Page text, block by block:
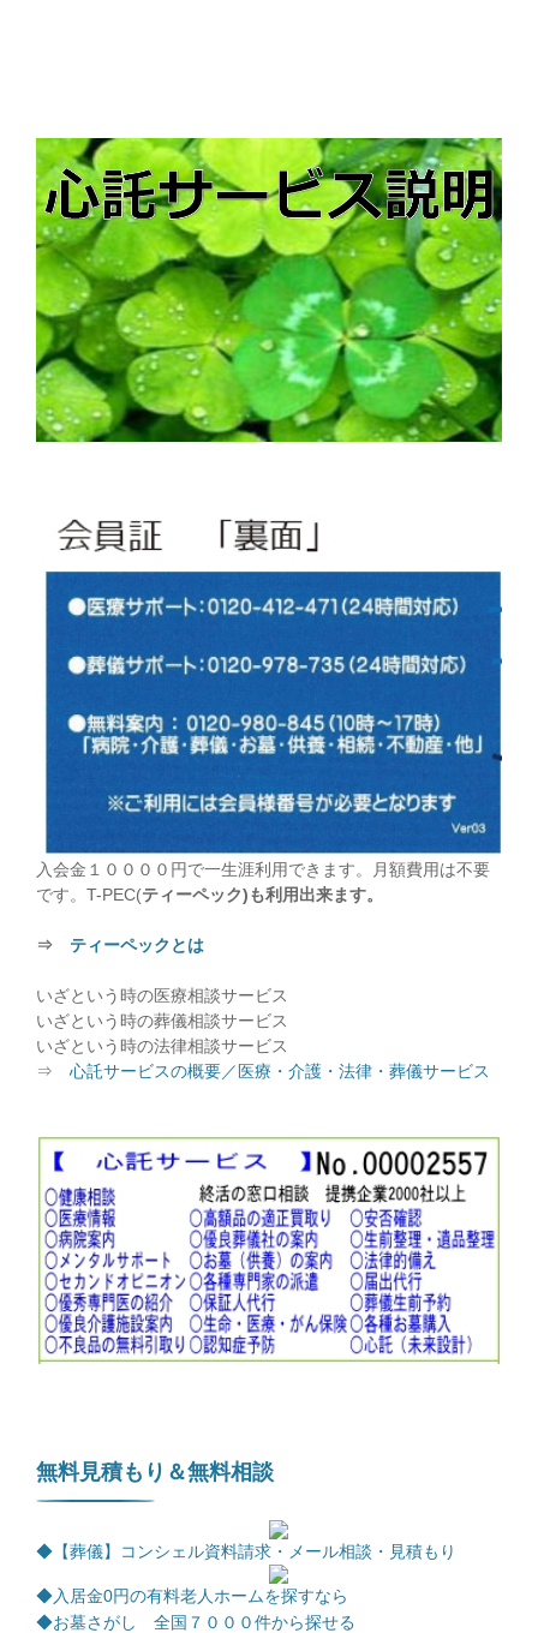
入会金１００００円で一生涯利用できます。月額費用は不要
です。T-PEC(ティーペック)も利用出来ます。
⇒ ティーペックとは
いざという時の医療相談サービス
いざという時の葬儀相談サービス
いざという時の法律相談サービス
⇒ 心託サービスの概要／医療・介護・法律・葬儀サービス
無料見積もり＆無料相談
◆【葬儀】コンシェル資料請求・メール相談・見積もり
◆入居金0円の有料老人ホームを探すなら
◆お墓さがし 全国７０００件から探せる